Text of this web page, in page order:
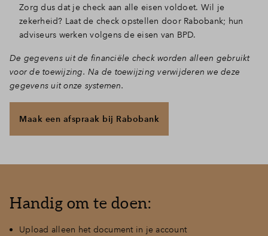
Zorg dus dat je check aan alle eisen voldoet. Wil je
zekerheid? Laat de check opstellen door Rabobank; hun
adviseurs werken volgens de eisen van BPD.
De gegevens uit de financiële check worden alleen gebruikt
voor de toewijzing. Na de toewijzing verwijderen we deze
gegevens uit onze systemen.
Maak een afspraak bij Rabobank
Handig om te doen:
Upload alleen het document in je account